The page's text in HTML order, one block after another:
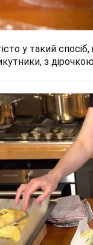
у такий
з